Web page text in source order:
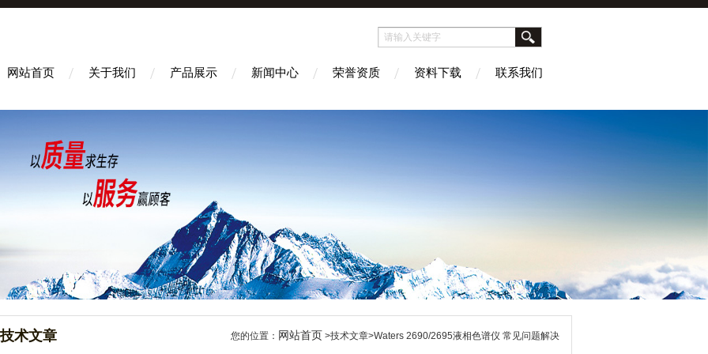
网站首页 关于我们 产品展示 新闻中心 荣誉资质 资料下载 联系我们
技术文章 您的位置： 网站首页 >技术文章>Waters 2690/2695液相色谱仪 常见问题解决